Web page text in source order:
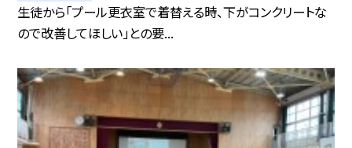
生徒から「プール更衣室で着替える時、下がコンクリートな
ので改善してほしい」との要...